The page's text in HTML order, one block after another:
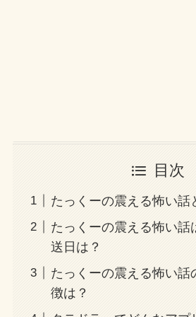
目次
たっくーの震える怖い話
たっくーの震える怖い話
送日は？
たっくーの震える怖い話
徴は？